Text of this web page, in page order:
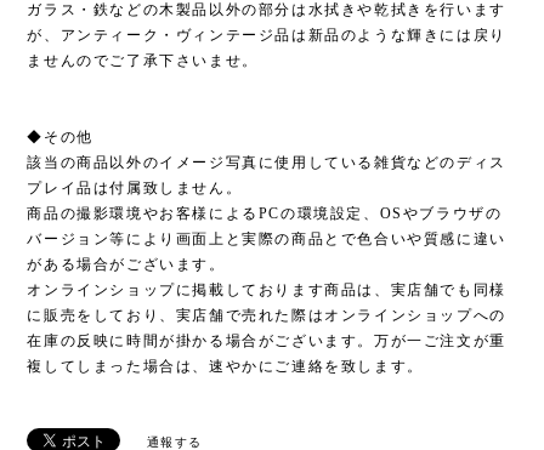
ガラス・鉄などの木製品以外の部分は水拭きや乾拭きを行います
が、アンティーク・ヴィンテージ品は新品のような輝きには戻り
ませんのでご了承下さいませ。
◆その他
該当の商品以外のイメージ写真に使用している雑貨などのディス
プレイ品は付属致しません。
商品の撮影環境やお客様によるPCの環境設定、OSやブラウザの
バージョン等により画面上と実際の商品とで色合いや質感に違い
がある場合がございます。
オンラインショップに掲載しております商品は、実店舗でも同様
に販売をしており、実店舗で売れた際はオンラインショップへの
在庫の反映に時間が掛かる場合がございます。万が一ご注文が重
複してしまった場合は、速やかにご連絡を致します。
通報する